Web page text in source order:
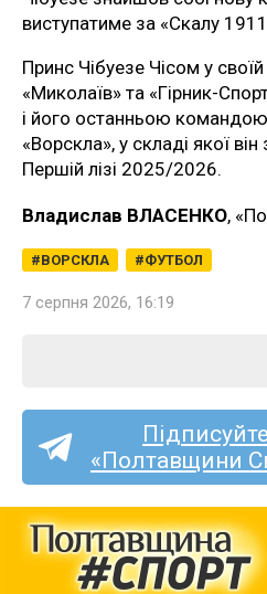
виступатиме за «Скалу
Принс Чібуезе Чісом у своїй
«Миколаїв» та «Гірник-
і його останньою
«Ворскла», у складі якої він
Першій лізі 2025/2026.
Владислав ВЛАСЕНКО,
ВОРСКЛА ФУТБОЛ
7 серпня 2026, 16:19
«Полтавщини